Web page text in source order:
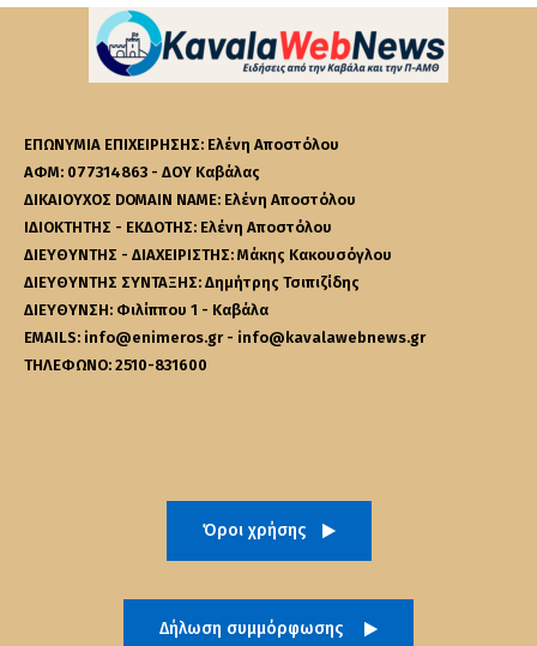
ΕΠΩΝΥΜΙΑ ΕΠΙΧΕΙΡΗΣΗΣ: Ελένη Αποστόλου
ΑΦΜ: 077314863 - ΔΟΥ Καβάλας
ΔΙΚΑΙΟΥΧΟΣ DOMAIN NAME: Ελένη Αποστόλου
ΙΔΙΟΚΤΗΤΗΣ - ΕΚΔΟΤΗΣ: Ελένη Αποστόλου
ΔΙΕΥΘΥΝΤΗΣ - ΔΙΑΧΕΙΡΙΣΤΗΣ: Μάκης Κακουσόγλου
ΔΙΕΥΘΥΝΤΗΣ ΣΥΝΤΑΞΗΣ: Δημήτρης Τσιπιζίδης
ΔΙΕΥΘΥΝΣΗ: Φιλίππου 1 - Καβάλα
EMAILS: info@enimeros.gr - info@kavalawebnews.gr
ΤΗΛΕΦΩΝΟ: 2510-831600
Όροι χρήσης
Δήλωση συμμόρφωσης